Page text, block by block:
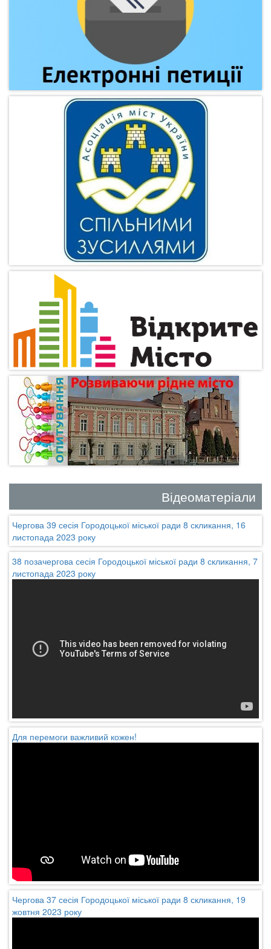
Відеоматеріали
Чергова 39 сесія Городоцької міської ради 8 скликання, 16
листопада 2023 року
38 позачергова сесія Городоцької міської ради 8 скликання, 7
листопада 2023 року
Для перемоги важливий кожен!
Чергова 37 сесія Городоцької міської ради 8 скликання, 19
жовтня 2023 року